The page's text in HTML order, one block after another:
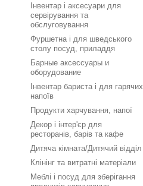
Інвентар і аксесуари для
сервірування та
обслуговування
Фуршетна і для шведського
столу посуд, приладдя
Барные аксессуары и
оборудование
Інвентар бариста і для гарячих
напоїв
Продукти харчування, напої
Декор і інтер'єр для
ресторанів, барів та кафе
Дитяча кімната/Дитячий відділ
Клінінг та витратні матеріали
Меблі і посуд для зберігання